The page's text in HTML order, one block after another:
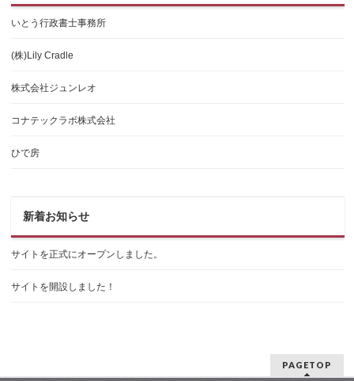
いとう行政書士事務所
(株)Lily Cradle
株式会社ジュンレオ
コナテックラボ株式会社
ひで房
新着お知らせ
サイトを正式にオープンしました。
サイトを開設しました！
PAGETOP